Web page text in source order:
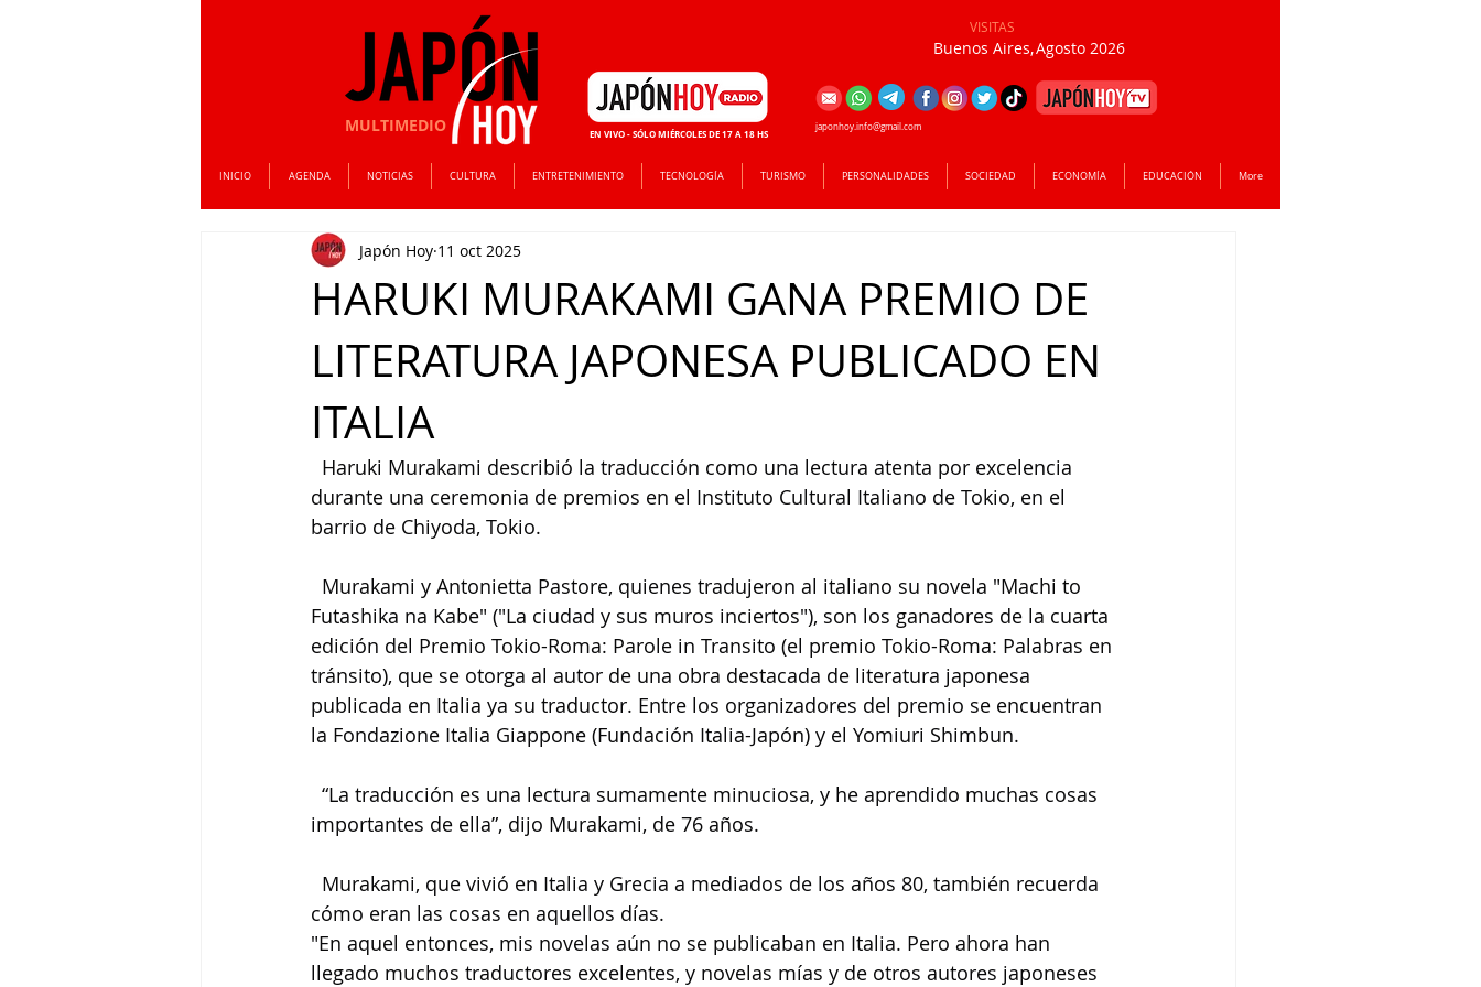
MULTIMEDIO
VISITAS
Buenos Aires,Agosto 2026
INICIO AGENDA NOTICIAS CULTURA ENTRETENIMIENTO TECNOLOGÍA TURISMO PERSONALIDADES SOCIEDAD ECONOMÍA EDUCACIÓN More
EN VIVO - SÓLO MIÉRCOLES DE 17 A 18 HS
japonhoy.info@gmail.com
HARUKI MURAKAMI GANA PREMIO DE
LITERATURA JAPONESA PUBLICADO EN
ITALIA
Japón Hoy 11 oct 2025
Haruki Murakami describió la traducción como una lectura atenta por excelencia
durante una ceremonia de premios en el Instituto Cultural Italiano de Tokio, en el
barrio de Chiyoda, Tokio.
Murakami y Antonietta Pastore, quienes tradujeron al italiano su novela "Machi to
Futashika na Kabe" ("La ciudad y sus muros inciertos"), son los ganadores de la cuarta
edición del Premio Tokio-Roma: Parole in Transito (el premio Tokio-Roma: Palabras en
tránsito), que se otorga al autor de una obra destacada de literatura japonesa
publicada en Italia ya su traductor. Entre los organizadores del premio se encuentran
la Fondazione Italia Giappone (Fundación Italia-Japón) y el Yomiuri Shimbun.
“La traducción es una lectura sumamente minuciosa, y he aprendido muchas cosas
importantes de ella”, dijo Murakami, de 76 años.
Murakami, que vivió en Italia y Grecia a mediados de los años 80, también recuerda
cómo eran las cosas en aquellos días.
"En aquel entonces, mis novelas aún no se publicaban en Italia. Pero ahora han
llegado muchos traductores excelentes, y novelas mías y de otros autores japoneses